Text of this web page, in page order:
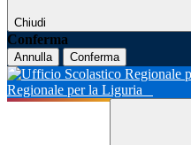
Chiudi
Conferma
Annulla Conferma
Regionale per la Liguria